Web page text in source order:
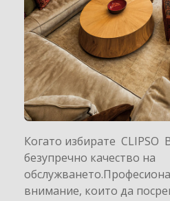
Когато избирате CLIPSO
безупречно качество на
внимание, които да